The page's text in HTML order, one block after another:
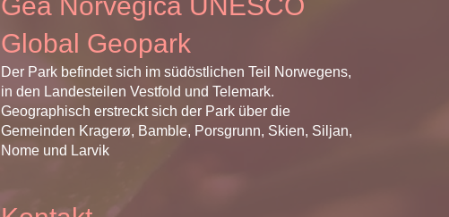
Global Geopark
Der Park befindet sich im südöstlichen Teil Norwegens,
in den Landesteilen Vestfold und Telemark.
Geographisch erstreckt sich der Park über die
Gemeinden Kragerø, Bamble, Porsgrunn, Skien, Siljan,
Nome und Larvik